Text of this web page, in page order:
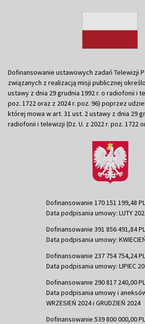
Dofinansowanie ustawowych zadań Telewizji
związanych z realizacją misji publicznej
ustawy z dnia 29 grudnia 1992 r. o radiofonii i
poz. 1722 oraz z 2024 r. poz. 96) poprzez
której mowa w art. 31 ust. 2 ustawy z dnia 29
radiofonii i telewizji (Dz. U. z 2022 r. poz. 1722
Dofinansowanie 170 151 199,48
Data podpisania umowy: LUTY
Dofinansowanie 391 856 491,84
Data podpisania umowy:
Dofinansowanie 237 754 754,24
Data podpisania umowy: LIPIEC
Dofinansowanie 290 817 240,00
Data podpisania umowy i
WRZESIEŃ 2024 i GRUDZIEŃ 2024
Dofinansowanie 539 800 000,00